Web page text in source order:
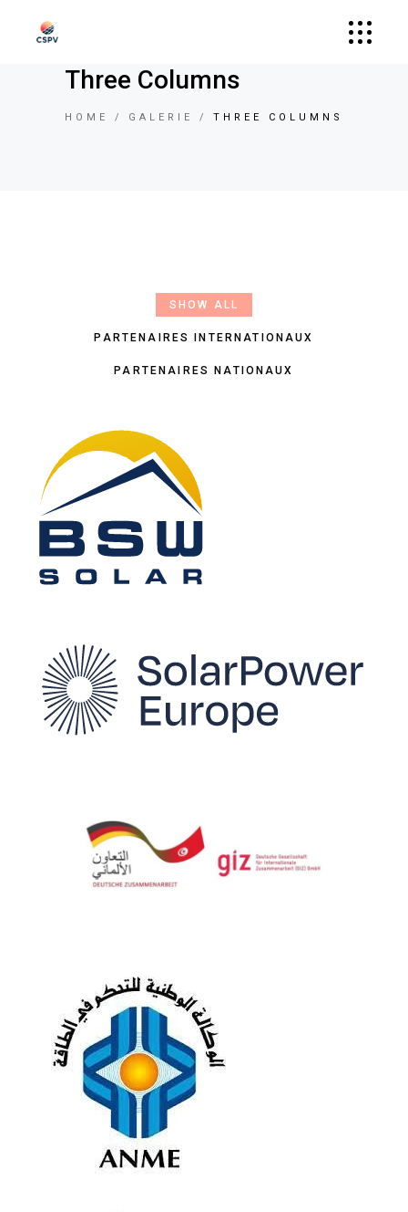
Three Columns
HOME GALERIE THREE COLUMNS
SHOW ALL
PARTENAIRES INTERNATIONAUX
PARTENAIRES NATIONAUX